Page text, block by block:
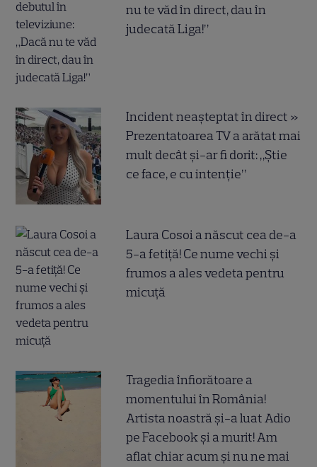
nu te văd în direct, dau în
judecată Liga!”
Incident neașteptat în direct »
Prezentatoarea TV a arătat mai
mult decât și-ar fi dorit: „Știe
ce face, e cu intenție”
Laura Cosoi a născut cea de-a
5-a fetiță! Ce nume vechi și
frumos a ales vedeta pentru
micuță
Tragedia înfiorătoare a
momentului în România!
Artista noastră și-a luat Adio
pe Facebook și a murit! Am
aflat chiar acum și nu ne mai